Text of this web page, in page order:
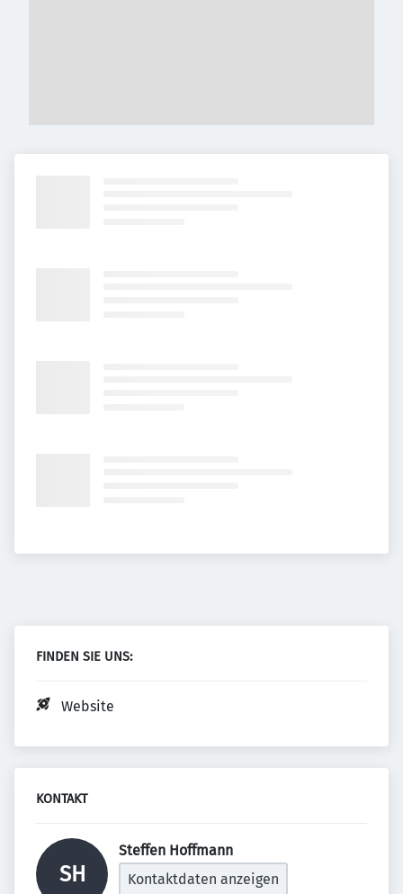
FINDEN SIE UNS:
Website
KONTAKT
SH
Steffen Hoffmann
Kontaktdaten anzeigen